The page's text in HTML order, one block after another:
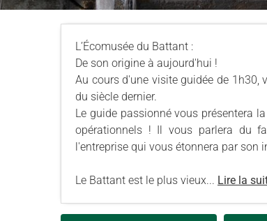
L’Écomusée du Battant :
De son origine à aujourd'hui !
Au cours d'une visite guidée de 1h30,
du siècle dernier.
Le guide passionné vous présentera
opérationnels ! Il vous parlera du
l'entreprise qui vous étonnera par son
Le Battant est le plus vieux... Lire la